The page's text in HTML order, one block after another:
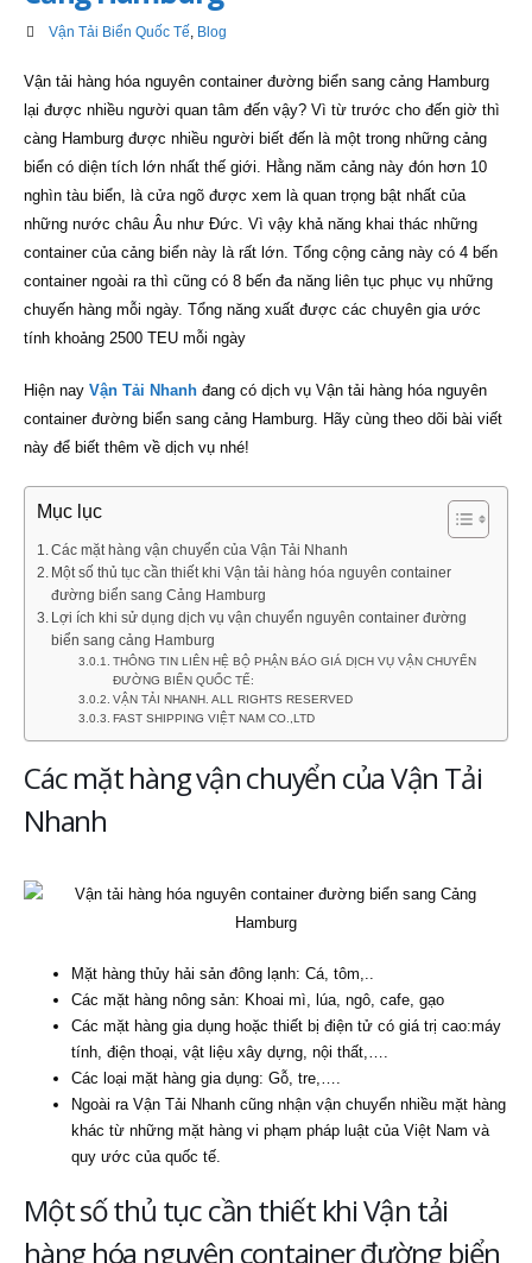
Vận Tải Biển Quốc Tế Blog
Vận tải hàng hóa nguyên container đường biển sang cảng Hamburg
lại được nhiều người quan tâm đến vậy? Vì từ trước cho đến giờ thì
càng Hamburg được nhiều người biết đến là một trong những cảng
biển có diện tích lớn nhất thế giới. Hằng năm cảng này đón hơn 10
nghìn tàu biển, là cửa ngõ được xem là quan trọng bật nhất của
những nước châu Âu như Đức. Vì vậy khả năng khai thác những
container của cảng biển này là rất lớn. Tổng cộng cảng này có 4 bến
container ngoài ra thì cũng có 8 bến đa năng liên tục phục vụ những
chuyến hàng mỗi ngày. Tổng năng xuất được các chuyên gia ước
tính khoảng 2500 TEU mỗi ngày
Hiện nay Vận Tải Nhanh đang có dịch vụ Vận tải hàng hóa nguyên
container đường biển sang cảng Hamburg. Hãy cùng theo dõi bài viết
này để biết thêm về dịch vụ nhé!
Mục lục
Các mặt hàng vận chuyển của Vận Tải Nhanh
Một số thủ tục cần thiết khi Vận tải hàng hóa nguyên container
đường biển sang Cảng Hamburg
Lợi ích khi sử dụng dịch vụ vận chuyển nguyên container đường
biển sang cảng Hamburg
THÔNG TIN LIÊN HỆ BỘ PHẬN BÁO GIÁ DỊCH VỤ VẬN CHUYỂN
ĐƯỜNG BIỂN QUỐC TẾ:
VẬN TẢI NHANH. ALL RIGHTS RESERVED
FAST SHIPPING VIỆT NAM CO.,LTD
Các mặt hàng vận chuyển của Vận Tải
Nhanh
Mặt hàng thủy hải sản đông lạnh: Cá, tôm,..
Các mặt hàng nông sản: Khoai mì, lúa, ngô, cafe, gạo
Các mặt hàng gia dụng hoặc thiết bị điện tử có giá trị cao:máy
tính, điện thoại, vật liệu xây dựng, nội thất,….
Các loại mặt hàng gia dụng: Gỗ, tre,….
Ngoài ra Vận Tải Nhanh cũng nhận vận chuyển nhiều mặt hàng
khác từ những mặt hàng vi phạm pháp luật của Việt Nam và
quy ước của quốc tế.
Một số thủ tục cần thiết khi Vận tải
hàng hóa nguyên container đường biển